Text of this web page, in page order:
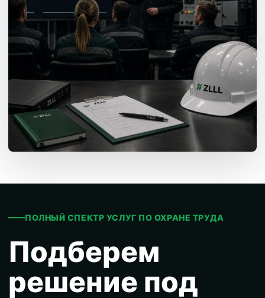
ПОЛНЫЙ СПЕКТР УСЛУГ ПО ОХРАНЕ ТРУДА
Подберем
решение под